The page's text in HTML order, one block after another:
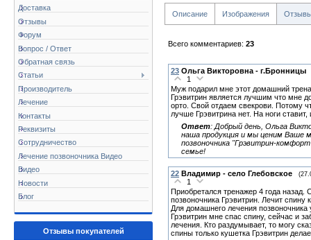
Доставка
Отзывы
Форум
Вопрос / Ответ
Обратная связь
Статьи
Производитель
Лечение
Контакты
Реквизиты
Сотрудничество
Лечение позвоночника Видео
Видео
Новости
Блог
Отзывы покупателей
Описание Изображения
Всего комментариев: 23
23 Ольга Викторовна - г.Бронницы
1
Муж подарил мне этот домашний
Грэвитрин является лучшим что мне
орто. Свой отдаем свекрови. Потому
лучше Грэвитрина нет. На ноги ставит,
Ответ: Добрый день, Ольга
наша продукция и мы ценим Ваше
позвоночника "Грэвитрин-
семье!
22 Владимир - село Глебовское
1
Приобретался тренажер 4 года назад.
позвоночника Грэвитрин. Лечит
Для домашнего лечения
Грэвитрин мне спас спину, сейчас и
лечения. Кто раздумывает, то могу
спины только кушетка Грэвитрин